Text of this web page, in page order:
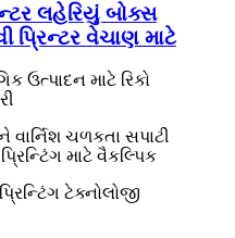
લહેરિયું બોક્સ
પ્રિન્ટર વેચાણ માટે
ઉત્પાદન માટે રિકો
ચળકતા સપાટી
માટે વૈકલ્પિક
ટેક્નોલોજી